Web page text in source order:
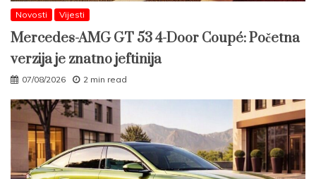
Novosti Vijesti
Mercedes-AMG GT 53 4-Door Coupé: Početna
verzija je znatno jeftinija
07/08/2026 2 min read